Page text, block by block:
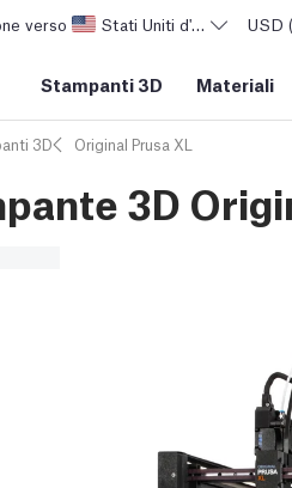
verso Stati Uniti d'AmericaUSD
Stampanti 3D Materiali
3D Original Prusa XL
3D